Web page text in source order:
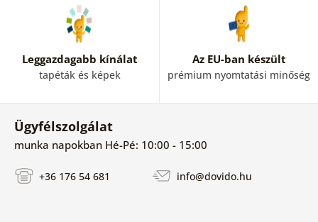
Leggazdagabb kínálat
tapéták és képek
Az EU-ban készült
prémium nyomtatási minőség
Ügyfélszolgálat
munka napokban Hé-Pé: 10:00 - 15:00
+36 176 54 681 info@dovido.hu